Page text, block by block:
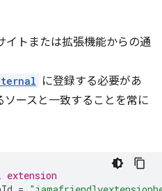
イトまたは拡張機能からの通
に登録する必要があ
ソースと一致することを常に